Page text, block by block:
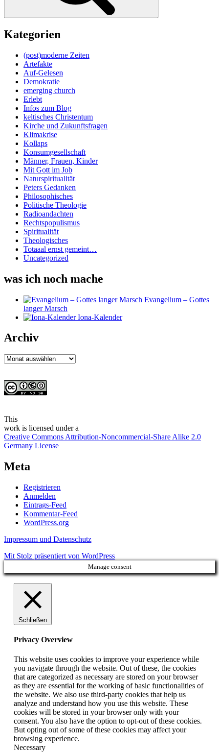
Kategorien
(post)moderne Zeiten
Artefakte
Auf-Gelesen
Demokratie
emerging church
Erlebt
Infos zum Blog
keltisches Christentum
Kirche und Zukunftsfragen
Klimakrise
Kollaps
Konsumgesellschaft
Männer, Frauen, Kinder
Mit Gott im Job
Naturspiritualität
Peters Gedanken
Philosophisches
Politische Theologie
Radioandachten
Rechtspopulismus
Spiritualität
Theologisches
Totaaal ernst gemeint…
Uncategorized
was ich noch mache
Evangelium – Gottes
langer Marsch
Iona-Kalender
Archiv
Archiv
This
work is licensed under a
Creative Commons Attribution-Noncommercial-Share Alike 2.0
Germany License
Meta
Registrieren
Anmelden
Eintrags-Feed
Kommentar-Feed
WordPress.org
Impressum und Datenschutz
Mit Stolz präsentiert von WordPress
Manage consent
Schließen
Privacy Overview
This website uses cookies to improve your experience while
you navigate through the website. Out of these, the cookies
that are categorized as necessary are stored on your browser
as they are essential for the working of basic functionalities of
the website. We also use third-party cookies that help us
analyze and understand how you use this website. These
cookies will be stored in your browser only with your
consent. You also have the option to opt-out of these cookies.
But opting out of some of these cookies may affect your
browsing experience.
Necessary